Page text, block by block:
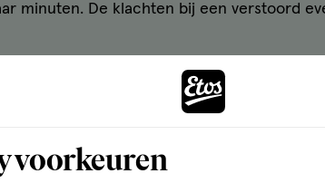
minuten. De klachten bij een verstoord
kan soms komen door een ontstoken
dan bij gewone draaiduizeligheid. Veel
voorkeuren